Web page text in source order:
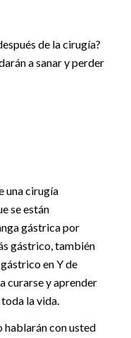
de la cirugía?
a sanar y perder
una cirugía
se están
gástrica por
gástrico, también
en Y de
curarse y aprender
la vida.
hablarán con usted